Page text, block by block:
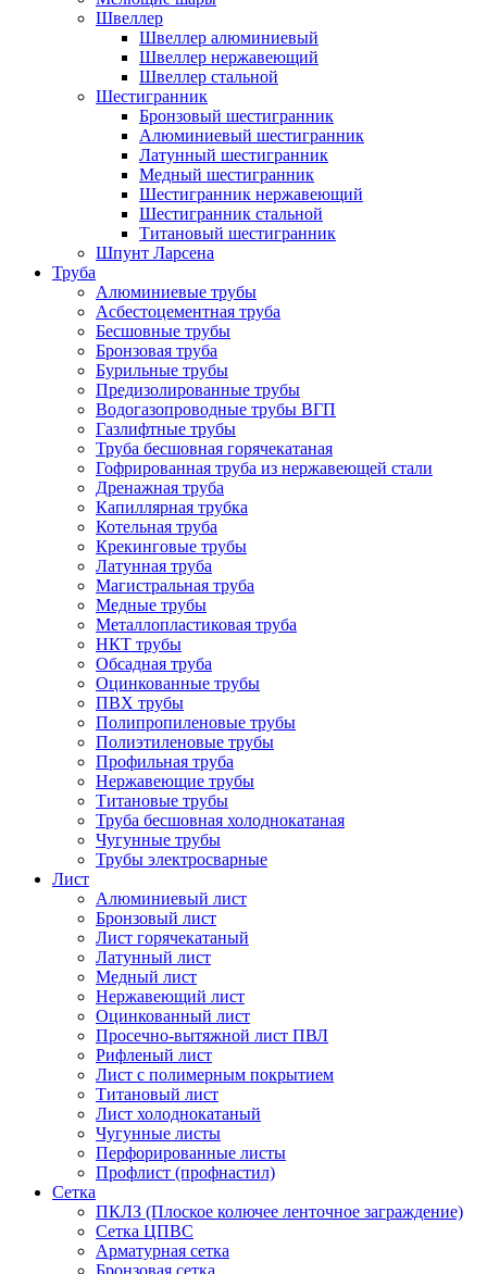
Швеллер
Швеллер алюминиевый
Швеллер нержавеющий
Швеллер стальной
Шестигранник
Бронзовый шестигранник
Алюминиевый шестигранник
Латунный шестигранник
Медный шестигранник
Шестигранник нержавеющий
Шестигранник стальной
Титановый шестигранник
Шпунт Ларсена
Труба
Алюминиевые трубы
Асбестоцементная труба
Бесшовные трубы
Бронзовая труба
Бурильные трубы
Предизолированные трубы
Водогазопроводные трубы ВГП
Газлифтные трубы
Труба бесшовная горячекатаная
Гофрированная труба из нержавеющей стали
Дренажная труба
Капиллярная трубка
Котельная труба
Крекинговые трубы
Латунная труба
Магистральная труба
Медные трубы
Металлопластиковая труба
НКТ трубы
Обсадная труба
Оцинкованные трубы
ПВХ трубы
Полипропиленовые трубы
Полиэтиленовые трубы
Профильная труба
Нержавеющие трубы
Титановые трубы
Труба бесшовная холоднокатаная
Чугунные трубы
Трубы электросварные
Лист
Алюминиевый лист
Бронзовый лист
Лист горячекатаный
Латунный лист
Медный лист
Нержавеющий лист
Оцинкованный лист
Просечно-вытяжной лист ПВЛ
Рифленый лист
Лист с полимерным покрытием
Титановый лист
Лист холоднокатаный
Чугунные листы
Перфорированные листы
Профлист (профнастил)
Сетка
ПКЛЗ (Плоское колючее ленточное заграждение)
Сетка ЦПВС
Арматурная сетка
Бронзовая сетка